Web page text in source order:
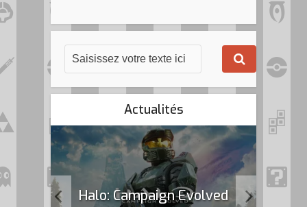
Actualités
Halo: Campaign Evolved